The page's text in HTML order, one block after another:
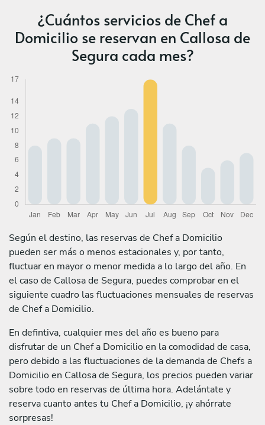
¿Cuántos servicios de Chef a
Domicilio se reservan en Callosa de
Segura cada mes?
Según el destino, las reservas de Chef a Domicilio
pueden ser más o menos estacionales y, por tanto,
fluctuar en mayor o menor medida a lo largo del año. En
el caso de Callosa de Segura, puedes comprobar en el
siguiente cuadro las fluctuaciones mensuales de reservas
de Chef a Domicilio.
En defintiva, cualquier mes del año es bueno para
disfrutar de un Chef a Domicilio en la comodidad de casa,
pero debido a las fluctuaciones de la demanda de Chefs a
Domicilio en Callosa de Segura, los precios pueden variar
sobre todo en reservas de última hora. Adelántate y
reserva cuanto antes tu Chef a Domicilio, ¡y ahórrate
sorpresas!